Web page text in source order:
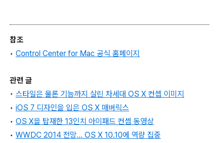
참조
• Control Center for Mac 공식 홈페이지
관련 글
• 스타일은 물론 기능까지 살린 차세대 OS X 컨셉 이미지
• iOS 7 디자인을 입은 OS X 매버릭스
• OS X을 탑재한 13인치 아이패드 컨셉 동영상
• WWDC 2014 전망… OS X 10.10에 역량 집중